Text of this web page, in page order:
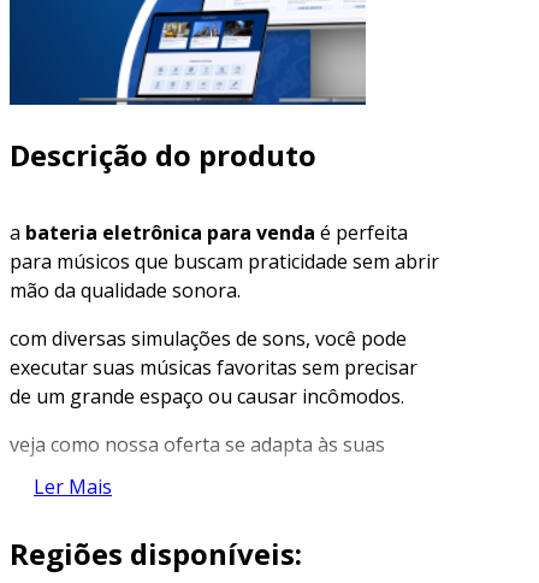
Descrição do produto
a bateria eletrônica para venda é perfeita
para músicos que buscam praticidade sem abrir
mão da qualidade sonora.
com diversas simulações de sons, você pode
executar suas músicas favoritas sem precisar
de um grande espaço ou causar incômodos.
veja como nossa oferta se adapta às suas
necessidades musicais e traz eficiência para
suas apresentações ou ensaios.
características principais
Ler Mais
Regiões disponíveis: